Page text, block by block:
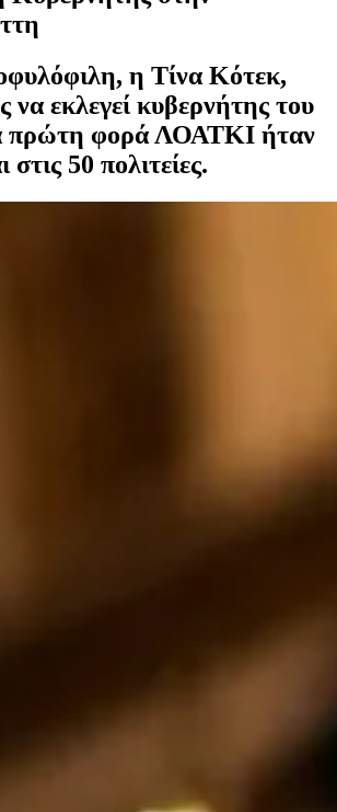
η Τίνα Κότεκ,
να εκλεγεί κυβερνήτης του
πρώτη φορά ΛΟΑΤΚΙ ήταν
50 πολιτείες.